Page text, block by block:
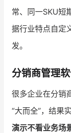
常、同一SKU短
据行业特点自定
发。
分销商管理
很多企业在分销
“大而全”，结果
演示不看业务场